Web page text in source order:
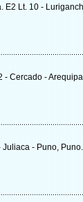
E2 Lt. 10 -
- Cercado -
Juliaca - Puno, Puno.